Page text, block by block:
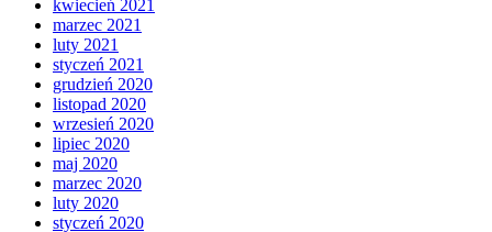
kwiecień 2021
marzec 2021
luty 2021
styczeń 2021
grudzień 2020
listopad 2020
wrzesień 2020
lipiec 2020
maj 2020
marzec 2020
luty 2020
styczeń 2020